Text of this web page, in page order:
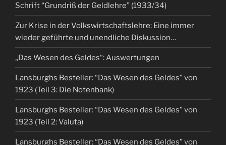
Schrift “Grundriß der Geldlehre” (1933/34)
Zur Krise in der Volkswirtschaftslehre: Eine immer
wieder geführte und unendliche Diskussion…
„Das Wesen des Geldes“: Auswertungen
Lansburghs Besteller: “Das Wesen des Geldes” von
1923 (Teil 3: Die Notenbank)
Lansburghs Besteller: “Das Wesen des Geldes” von
1923 (Teil 2: Valuta)
Lansburghs Besteller: “Das Wesen des Geldes” von